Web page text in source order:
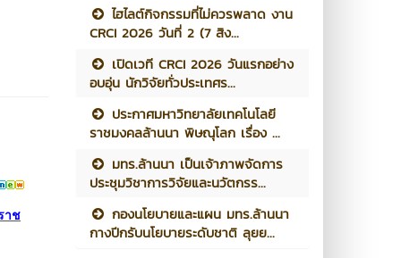
าช
ไฮไลต์กิจกรรมที่ไม่ควรพลาด งาน
CRCI 2026 วันที่ 2 (7 สิง...
เปิดเวที CRCI 2026 วันแรกอย่าง
อบอุ่น นักวิจัยทั่วประเทศร...
ประกาศมหาวิทยาลัยเทคโนโลยี
ราชมงคลล้านนา พิษณุโลก เรื่อง ...
มทร.ล้านนา เป็นเจ้าภาพจัดการ
ประชุมวิชาการวิจัยและนวัตกรร...
กองนโยบายและแผน มทร.ล้านนา
กางปีกรับนโยบายระดับชาติ ลุยย...